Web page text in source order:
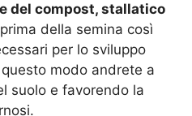
del compost, stallatico
della semina così
per lo sviluppo
modo andrete a
suolo e favorendo la